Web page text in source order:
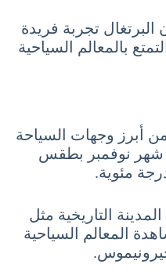
تجربة فريدة
بالمعالم السياحية
أبرز وجهات السياحة
شهر نوفمبر بطقس
التاريخية مثل
المعالم السياحية